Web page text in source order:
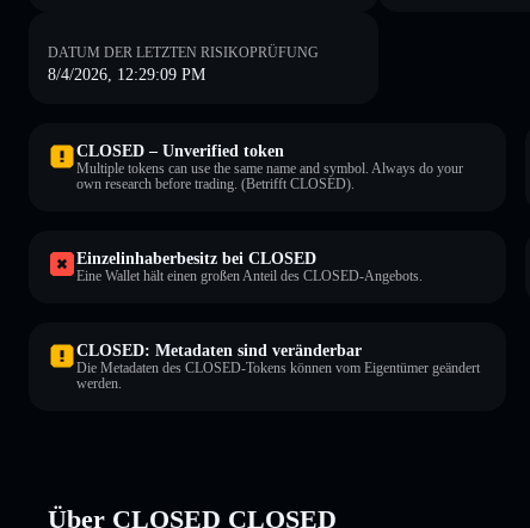
DATUM DER LETZTEN RISIKOPRÜFUNG
8/4/2026, 12:29:09 PM
CLOSED – Unverified token
Multiple tokens can use the same name and symbol. Always do your
own research before trading. (Betrifft CLOSED).
Einzelinhaberbesitz bei CLOSED
Eine Wallet hält einen großen Anteil des CLOSED-Angebots.
CLOSED: Metadaten sind veränderbar
Die Metadaten des CLOSED-Tokens können vom Eigentümer geändert
werden.
Über CLOSED CLOSED